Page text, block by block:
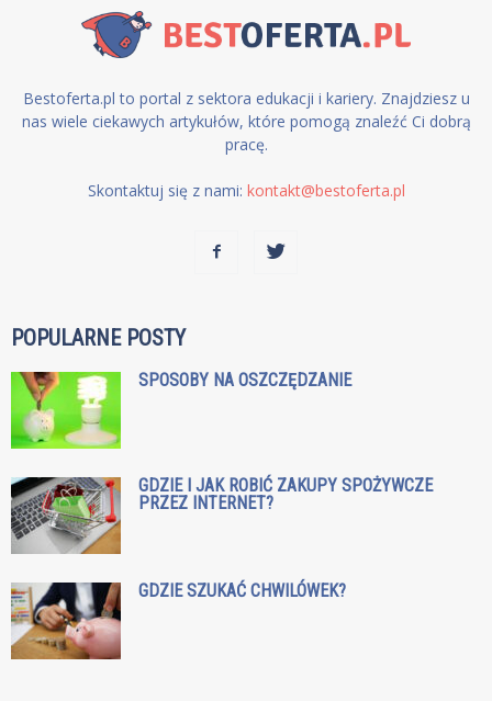
Bestoferta.pl to portal z sektora edukacji i kariery. Znajdziesz u
nas wiele ciekawych artykułów, które pomogą znaleźć Ci dobrą
pracę.
Skontaktuj się z nami: kontakt@bestoferta.pl
POPULARNE POSTY
SPOSOBY NA OSZCZĘDZANIE
GDZIE I JAK ROBIĆ ZAKUPY SPOŻYWCZE
PRZEZ INTERNET?
GDZIE SZUKAĆ CHWILÓWEK?